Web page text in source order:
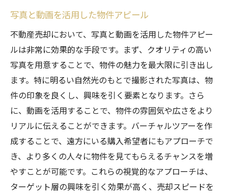
写真と動画を活用した物件アピール
不動産売却において、写真と動画を活用した物件アピー
ルは非常に効果的な手段です。まず、クオリティの高い
写真を用意することで、物件の魅力を最大限に引き出し
ます。特に明るい自然光のもとで撮影された写真は、物
件の印象を良くし、興味を引く要素となります。さら
に、動画を活用することで、物件の雰囲気や広さをより
リアルに伝えることができます。バーチャルツアーを作
成することで、遠方にいる購入希望者にもアプローチで
き、より多くの人々に物件を見てもらえるチャンスを増
やすことが可能です。これらの視覚的なアプローチは、
ターゲット層の興味を引く効果が高く、売却スピードを